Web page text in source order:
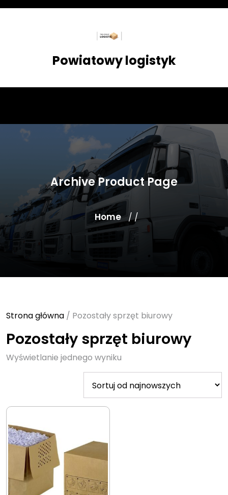
Skip
Powiatowy logistyk
Archive Product Page
Home / /
Strona główna / Pozostały sprzęt biurowy
Pozostały sprzęt biurowy
Wyświetlanie jednego wyniku